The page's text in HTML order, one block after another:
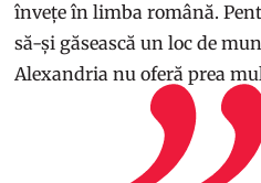
învețe în limba română.
să-și găsească un loc de
Alexandria nu oferă prea